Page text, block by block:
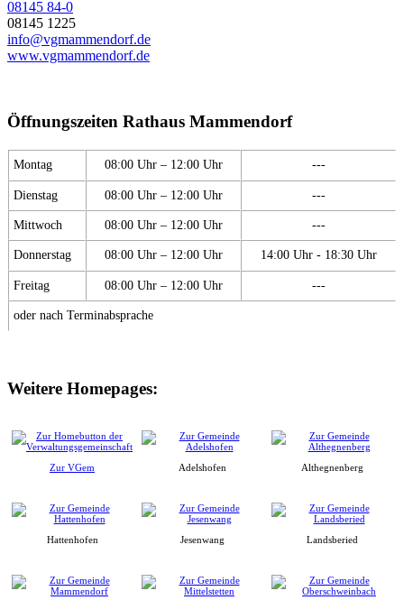
08145 84-0
08145 1225
info@vgmammendorf.de
www.vgmammendorf.de
Öffnungszeiten Rathaus Mammendorf
Montag 08:00 Uhr – 12:00 Uhr ---
Dienstag 08:00 Uhr – 12:00 Uhr ---
Mittwoch 08:00 Uhr – 12:00 Uhr ---
Donnerstag 08:00 Uhr – 12:00 Uhr 14:00 Uhr - 18:30 Uhr
Freitag 08:00 Uhr – 12:00 Uhr ---
oder nach Terminabsprache
Weitere Homepages:
Zur VGem Adelshofen Althegnenberg
Hattenhofen Jesenwang Landsberied